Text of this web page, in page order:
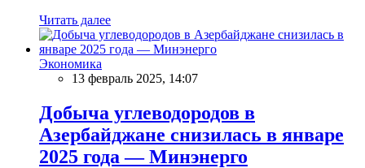
Читать далее
Экономика
13 февраль 2025, 14:07
Добыча углеводородов в
Азербайджане снизилась в январе
2025 года — Минэнерго